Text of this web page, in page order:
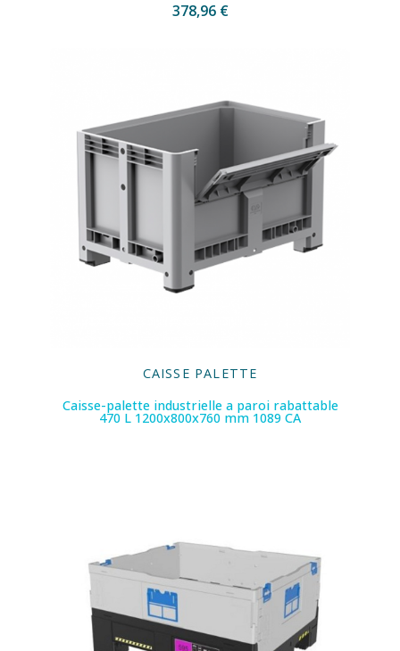
378,96 €
CAISSE PALETTE
Caisse-palette industrielle a paroi rabattable
470 L 1200x800x760 mm 1089 CA